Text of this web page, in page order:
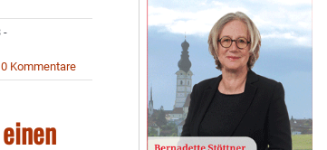
-
0 Kommentare